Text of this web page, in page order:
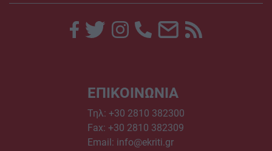
ΕΠΙΚΟΙΝΩΝΙΑ
Τηλ: +30 2810 382300
Fax: +30 2810 382309
Email: info@ekriti.gr